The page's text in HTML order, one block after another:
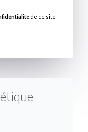
de ce site